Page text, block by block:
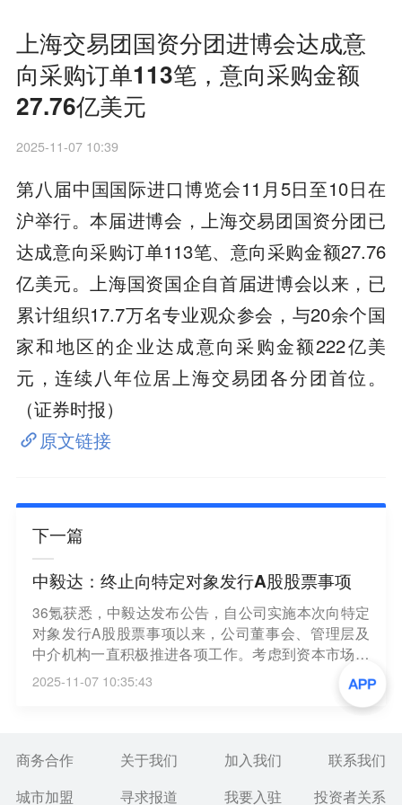
上海交易团国资分团进博会达成意
向采购订单113笔，意向采购金额
27.76亿美元
2025-11-07 10:39
第八届中国国际进口博览会11月5日至10日在
沪举行。本届进博会，上海交易团国资分团已
达成意向采购订单113笔、意向采购金额27.76
亿美元。上海国资国企自首届进博会以来，已
累计组织17.7万名专业观众参会，与20余个国
家和地区的企业达成意向采购金额222亿美
元，连续八年位居上海交易团各分团首位。
（证券时报）
原文链接
下一篇
中毅达：终止向特定对象发行A股股票事项
36氪获悉，中毅达发布公告，自公司实施本次向特定
对象发行A股股票事项以来，公司董事会、管理层及
中介机构一直积极推进各项工作。考虑到资本市场及
相关政策的变化，经相关各方充分沟通、审慎分析
后，决定终止本次向特定对象发行A股股票事项，并
2025-11-07 10:35:43
商务合作 关于我们 加入我们
联系我们
城市加盟
寻求报道 我要入驻 投资者关系